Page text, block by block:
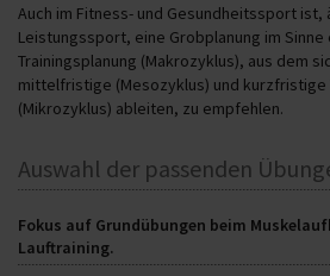
Auch im Fitness- und Gesundheitssport ist,
Leistungssport, eine Grobplanung im
Trainingsplanung (Makrozyklus), aus dem
mittelfristige (Mesozyklus) und kurzfristige
(Mikrozyklus) ableiten, zu empfehlen.
Auswahl der passenden
Fokus auf Grundübungen beim
Lauftraining.